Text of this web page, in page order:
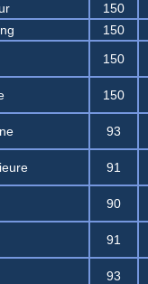
150
150
150
150
93
91
90
91
93